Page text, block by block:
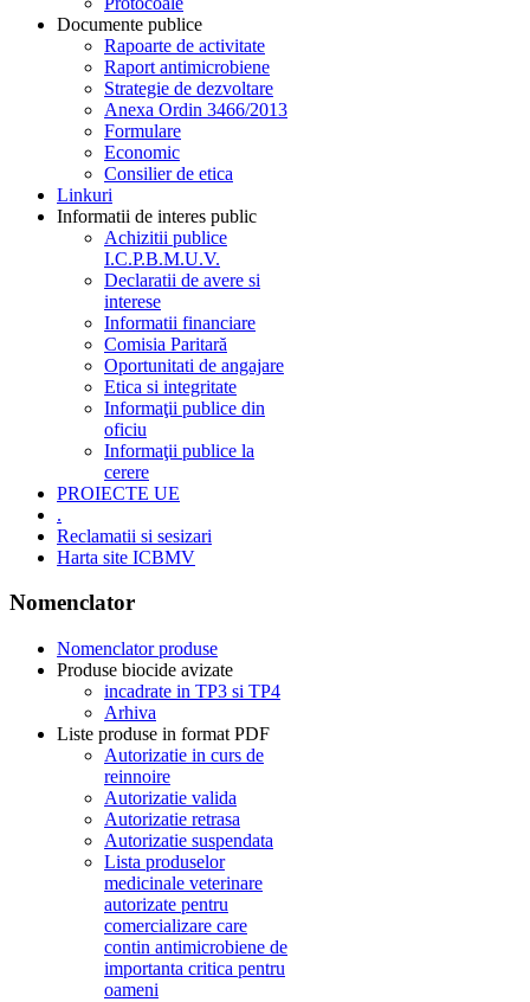
Documente publice
Rapoarte de activitate
Raport antimicrobiene
Strategie de dezvoltare
Anexa Ordin 3466/2013
Formulare
Economic
Consilier de etica
Linkuri
Informatii de interes public
Achizitii publice
I.C.P.B.M.U.V.
Declaratii de avere si
interese
Informatii financiare
Comisia Paritară
Oportunitati de angajare
Etica si integritate
Informaţii publice din
oficiu
Informaţii publice la
cerere
PROIECTE UE
.
Reclamatii si sesizari
Harta site ICBMV
Nomenclator
Nomenclator produse
Produse biocide avizate
incadrate in TP3 si TP4
Arhiva
Liste produse in format PDF
Autorizatie in curs de
reinnoire
Autorizatie valida
Autorizatie retrasa
Autorizatie suspendata
Lista produselor
medicinale veterinare
autorizate pentru
comercializare care
contin antimicrobiene de
importanta critica pentru
oameni